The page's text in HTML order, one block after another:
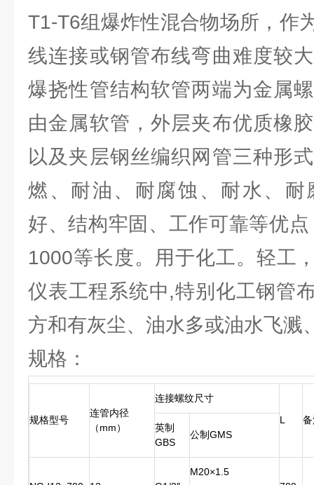
T1-T6组爆炸性混合物场所，作
线连接或钢管布线弯曲难度较
爆挠性管结构软管两端为金属
由金属软管，外层夹布优质橡
以及夹层钢丝编织网管三种形
燃、耐油、耐腐蚀、耐水、耐
好、结构牢固、工作可靠等优
1000等长度。用于化工。轻工
仪表工程系统中,特别化工钢管
方和有灰尘、油水多或油水飞溅
规格：
规格型号
连管内径
（mm）
连接螺纹尺寸
L
英制
GBS
公制GMS
M20×1.5